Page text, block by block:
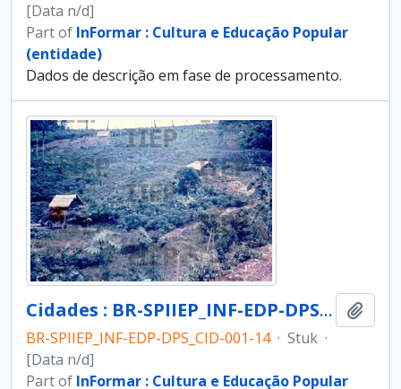
[Data n/d]
Part of InFormar : Cultura e Educação Popular
(entidade)
Dados de descrição em fase de processamento.
Cidades : BR-SPIIEP_INF-EDP-DPS_CID-001-14 [diapositivo]
BR-SPIIEP_INF-EDP-DPS_CID-001-14 · Stuk ·
[Data n/d]
Part of InFormar : Cultura e Educação Popular